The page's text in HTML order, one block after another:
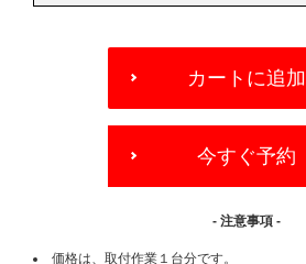
OPTIONS
カートに追加
今すぐ予約
- 注意事項 -
価格は、取付作業１台分です。